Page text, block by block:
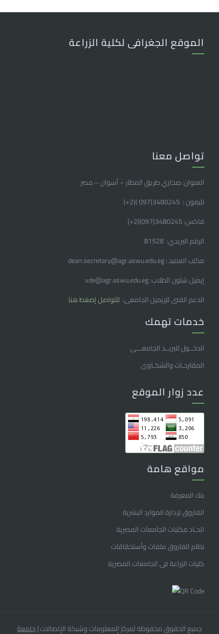
الموقع الجغرافى لكلية الزراعة
تواصل معنا
العنوان: صحاري طريق المطار – أسوان – مصر
تليفون : 3480245(097 )(2
+
)
فاكس: 3480245(097)(2
+
)
الرقم البريدي: 81528
مكتب العميد : dean.secretary@agr.aswu.edu.eg
إيميل شئون الطلاب: vde@agr.aswu.edu.eg
الدعم الفنى للإيميل الجامعى: للتواصل إضغط هنا
خدمات تهمك
الدخــول للبريــد الجامعـــى
المقترحـات والشكـاوى
عدد زوار الموقع
مواقع هامة
بنك المعرفة
الفاروق ﻹدارة الموارد البشرية
اتحـاد مكتبات الجامعات المصرية
نظام الفاروق ملفات وأستحقاقات
كليات الزراعة فى الجامعات المصرية
جميع الحقوق محفوظة لمركز المعلومات وشبكة الإتصالات|جامعة